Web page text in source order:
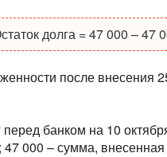
долга = 47 000 – 47
после внесения
перед банком на 10
47 000 – сумма, внесенная